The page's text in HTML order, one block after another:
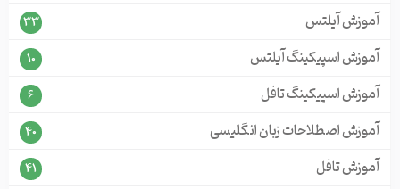
آموزش آیلتس 33
آموزش اسپیکینگ آیلتس 10
آموزش اسپیکینگ تافل 6
آموزش اصطلاحات زبان انگلیسی 40
آموزش تافل 41